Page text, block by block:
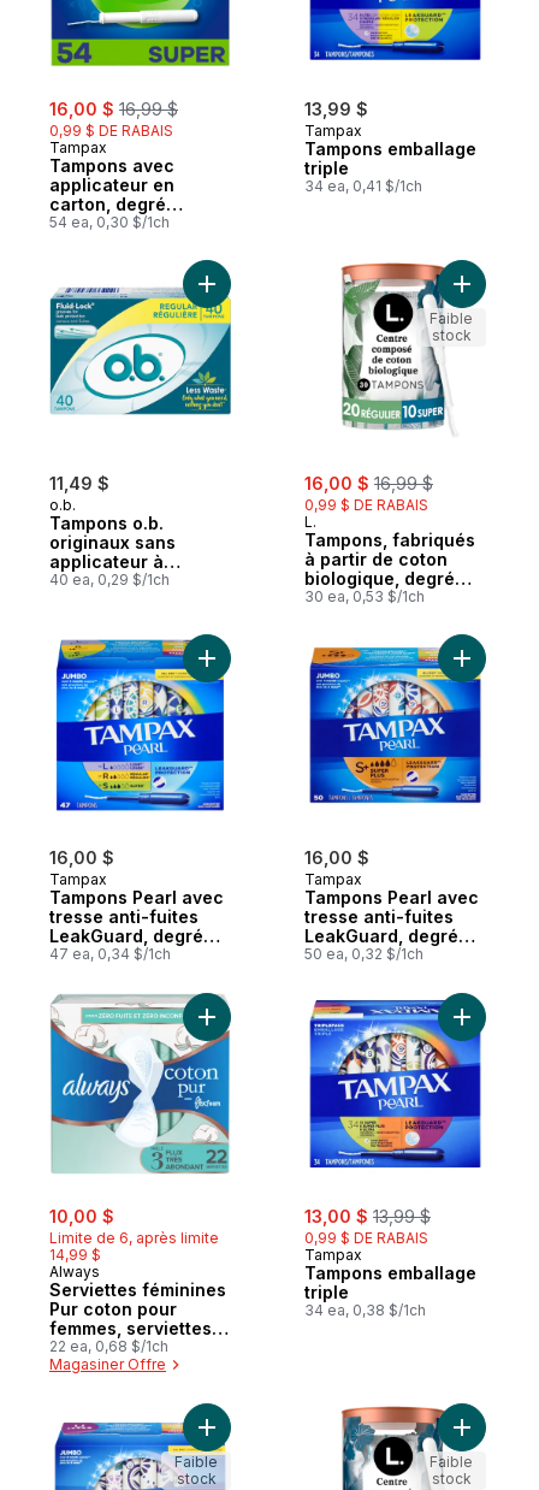
sale:
16,00 $ , formerly:
16,99 $
0,99 $ DE RABAIS
Tampax
Tampons avec
applicateur en
carton, degré
d’absorption super,
saisir, jupette anti-
fuites LeakGuard,
non parfumés, 54
tampons
54 ea, 0,30 $/1ch
13,99 $
Tampax
Tampons emballage
triple
34 ea, 0,41 $/1ch
11,49 $
o.b.
Tampons o.b.
originaux sans
applicateur à
absorptivité
40 ea, 0,29 $/1ch
Ajouter Tampons o.b. originaux sans
sale:
16,00 $ , formerly:
16,99 $
0,99 $ DE RABAIS
L.
Tampons, fabriqués
à partir de coton
biologique, degré
d’absorption
30 ea, 0,53 $/1ch
Ajouter
Faible
stock
16,00 $
Tampax
Tampons Pearl avec
tresse anti-fuites
LeakGuard, degré
d’absorption
emballage triple, non
parfumés, 47
tampons.
47 ea, 0,34 $/1ch
Ajouter Tampons Pearl avec tresse anti-
16,00 $
Tampax
Tampons Pearl avec
tresse anti-fuites
LeakGuard, degré
d’absorption super
50 ea, 0,32 $/1ch
Ajouter
sale:
10,00 $
Limite de 6, après limite
14,99 $
Always
Serviettes féminines
Pur coton pour
femmes, serviettes
avec ailes Flexfoam,
taille 3, degré
très abondant, non
parfumées, 22
serviettes
22 ea, 0,68 $/1ch
Magasiner Offre
Ajouter Serviettes féminines Pur coton
sale:
13,00 $ , formerly:
13,99 $
0,99 $ DE RABAIS
Tampax
Tampons emballage
triple
34 ea, 0,38 $/1ch
Ajouter
Ajouter Tampons Pearl avec tresse anti-
Faible
stock
Ajouter
Faible
stock